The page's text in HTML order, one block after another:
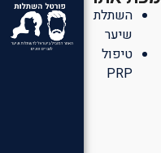
השתלת
שיער
טיפול
PRP